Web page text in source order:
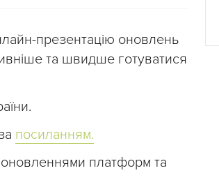
презентацію оновлень
та швидше готуватися
посиланням.
платформ та